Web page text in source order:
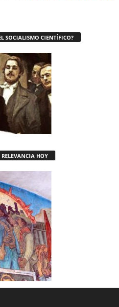
SOCIALISMO CIENTÍFICO?
HOY